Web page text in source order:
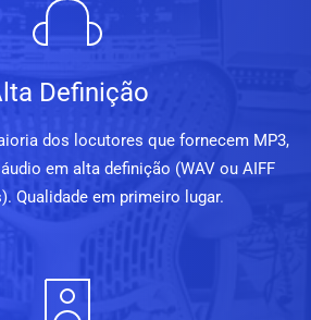
Definição
dos locutores que fornecem MP3,
em alta definição (WAV ou AIFF
Qualidade em primeiro lugar.